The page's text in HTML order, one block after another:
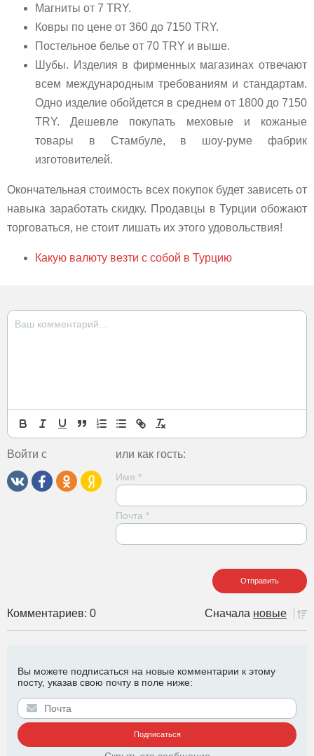
Магниты от 7 TRY.
Ковры по цене от 360 до 7150 TRY.
Постельное белье от 70 TRY и выше.
Шубы. Изделия в фирменных магазинах отвечают
всем международным требованиям и стандартам.
Одно изделие обойдется в среднем от 1800 до 7150
TRY. Дешевле покупать меховые и кожаные
товары в Стамбуле, в шоу-руме фабрик
изготовителей.
Окончательная стоимость всех покупок будет зависеть от
навыка заработать скидку. Продавцы в Турции обожают
торговаться, не стоит лишать их этого удовольствия!
Какую валюту везти с собой в Турцию
Войти с или как гость:
Имя *
Почта *
Комментариев: 0 Сначала новые
Вы можете подписаться на новые комментарии к этому
посту, указав свою почту в поле ниже: